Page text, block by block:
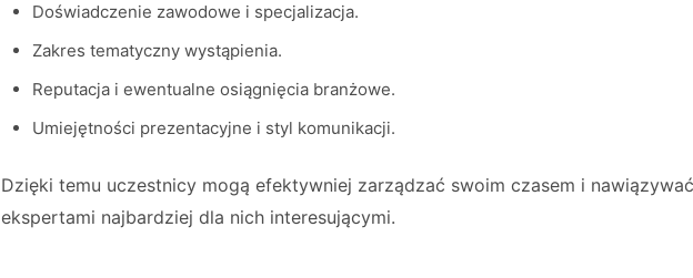
Doświadczenie zawodowe i specjalizacja.
Zakres tematyczny wystąpienia.
Reputacja i ewentualne osiągnięcia branżowe.
Umiejętności prezentacyjne i styl komunikacji.
Dzięki temu uczestnicy mogą efektywniej zarządzać swoim czasem i
ekspertami najbardziej dla nich interesującymi.